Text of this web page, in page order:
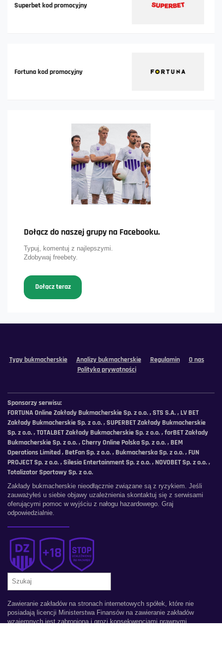
Superbet kod promocyjny
Fortuna kod promocyjny
Dołącz do naszej grupy na Facebooku.
Typuj, komentuj z najlepszymi.
Zdobywaj freebety.
Dołącz teraz
Zakłady bukmacherskie nieodłącznie związane są z ryzykiem. Jeśli
zauważyłeś u siebie objawy uzależnienia skontaktuj się z serwisami
oferującymi pomoc w wyjściu z nałogu hazardowego. Graj
odpowiedzialnie.
Zawieranie zakładów na stronach internetowych spółek, które nie
posiadają licencji Ministerstwa Finansów na zawieranie zakładów
wzajemnych jest zabroniona i grozi konsekwencjami prawnymi.
Typy bukmacherskie Analizy bukmacherskie Regulamin
O nas
Polityka prywatności
Sponsorzy serwisu:
FORTUNA Online Zakłady Bukmacherskie Sp. z o.o. , STS S.A. , LV BET
Zakłady Bukmacherskie Sp. z o.o. , SUPERBET Zakłady Bukmacherskie
Sp. z o.o. , TOTALBET Zakłady Bukmacherskie Sp. z o.o. , forBET Zakłady
Bukmacherskie Sp. z o.o. , Cherry Online Polska Sp. z o.o. , BEM
Operations Limited , BetFan Sp. z o.o. , Bukmacherska Sp. z o.o. , FUN
PROJECT Sp. z o.o. , Silesia Entertainment Sp. z o.o. , NOVOBET Sp. z o.o. ,
Totalizator Sportowy Sp. z o.o.